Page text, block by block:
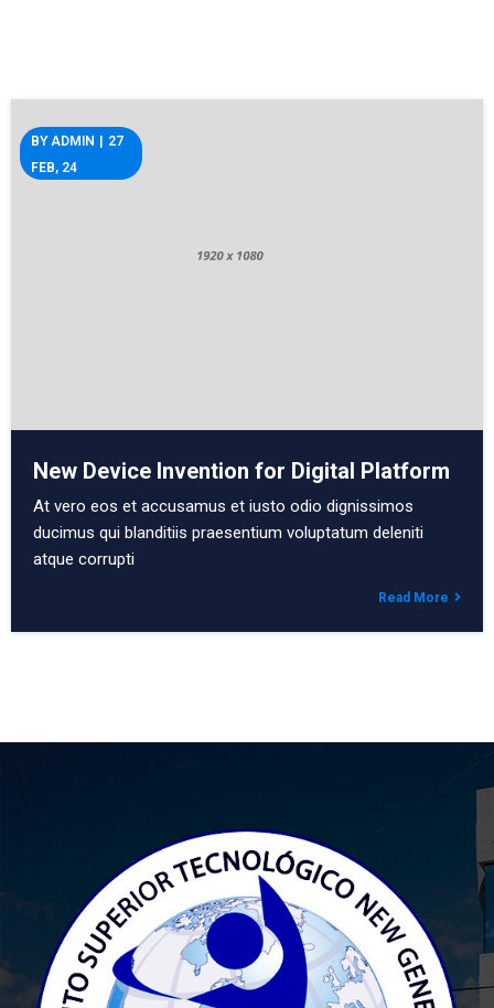
New Device Invention for Digital Platform
BYADMIN
27
FEB, 24
At vero eos et accusamus et iusto odio dignissimos
ducimus qui blanditiis praesentium voluptatum deleniti
atque corrupti
Read More